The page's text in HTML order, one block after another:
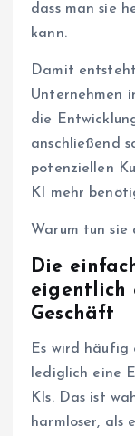
dass man sie
kann.
Damit
Unternehmen
die
anschließend
potenziellen
KI mehr
Warum tun sie
Die
eigentlich
Geschäft
Es wird häufig
lediglich eine
KIs. Das ist
harmloser, als